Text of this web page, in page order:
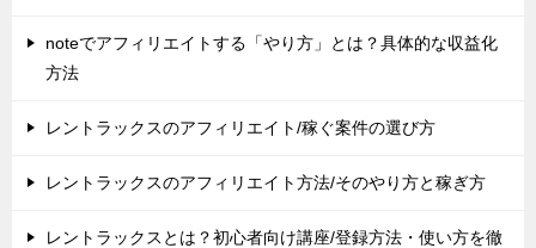
noteでアフィリエイトする「やり方」とは？具体的な収益化
方法
レントラックスのアフィリエイト/稼ぐ案件の選び方
レントラックスのアフィリエイト方法/そのやり方と稼ぎ方
レントラックスとは？初心者向け講座/登録方法・使い方を徹